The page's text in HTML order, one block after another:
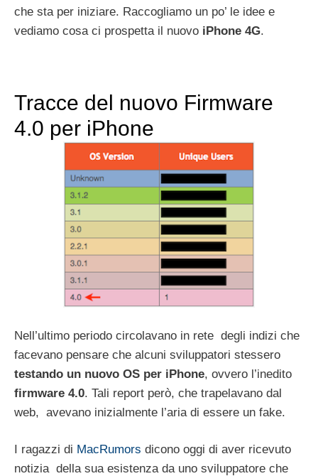
che sta per iniziare. Raccogliamo un po’ le idee e
vediamo cosa ci prospetta il nuovo iPhone 4G.
Tracce del nuovo Firmware
4.0 per iPhone
Nell’ultimo periodo circolavano in rete degli indizi che
facevano pensare che alcuni sviluppatori stessero
testando un nuovo OS per iPhone, ovvero l’inedito
firmware 4.0. Tali report però, che trapelavano dal
web, avevano inizialmente l’aria di essere un fake.
I ragazzi di MacRumors dicono oggi di aver ricevuto
notizia della sua esistenza da uno sviluppatore che